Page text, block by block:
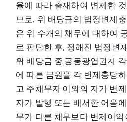
율에 따라 출재하여 변제한
므로, 위 배당금의 법정변제
은 위 수개의 채무에 대하여
로 판단한 후, 정해진 법정변
위 배당금 중 공동광업권자
에 따른 금원을 각 변제충당
고 주채무자 이외의 자가 변
자가 발행 또는 배서한 어음
무가 다른 채무보다 변제이